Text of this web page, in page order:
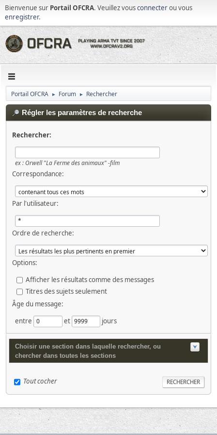
Bienvenue sur Portail OFCRA. Veuillez vousconnecterou vous
enregistrer.
Portail OFCRA ► Forum ► Rechercher
Régler les paramètres de recherche
Rechercher:
ex : Orwell "La Ferme des animaux" -film
Correspondance:
Par l'utilisateur:
Ordre de recherche:
Options:
Afficher les résultats comme des messages
Titres des sujets seulement
Âge du message:
entre
et jours
Choisir une section dans laquelle rechercher, ou
chercher dans toutes les sections
Tout cocher